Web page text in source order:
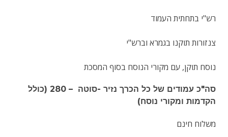
רש"י בתחתית העמוד
צנזורות תוקנו בגמרא וברש"י
נוסח תוקן, עם מקורי הנוסח בסוף המסכת
סה"כ עמודים של כל הכרך נזיר -סוטה – 280 (כולל
הקדמות ומקורי נוסח)
משלוח חינם